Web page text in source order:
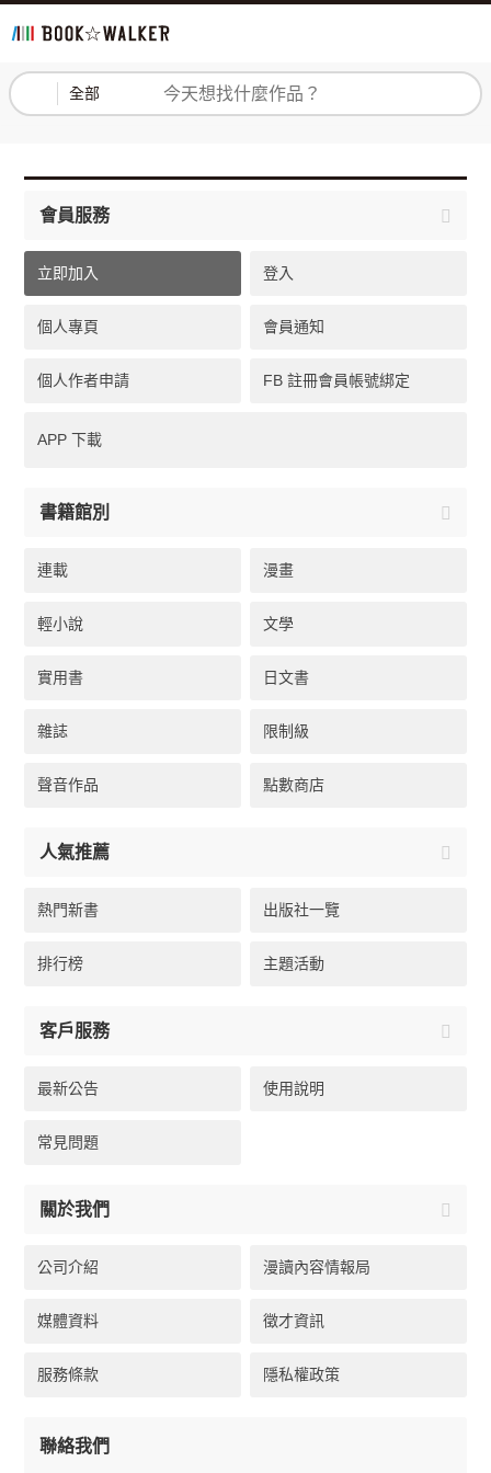
全部 登入 註冊
會員服務
立即加入 登入
個人專頁 會員通知
個人作者申請 FB 註冊會員帳號綁定
APP 下載
書籍館別
連載 漫畫
輕小說 文學
實用書 日文書
雜誌 限制級
聲音作品 點數商店
人氣推薦
熱門新書 出版社一覽
排行榜 主題活動
客戶服務
最新公告 使用說明
常見問題
關於我們
公司介紹 漫讀內容情報局
媒體資料 徵才資訊
服務條款 隱私權政策
聯絡我們